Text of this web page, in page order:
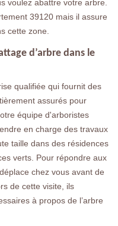
voulez abattre votre arbre.
39120 mais il assure
cette zone.
d’arbre dans le
qualifiée qui fournit des
assurés pour
équipe d'arboristes
en charge des travaux
taille dans des résidences
verts. Pour répondre aux
chez vous avant de
de cette visite, ils
à propos de l’arbre